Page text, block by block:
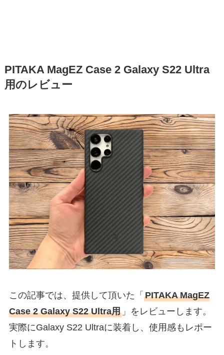
PITAKA MagEZ Case 2 Galaxy S22 Ultra
用のレビュー
この記事では、提供して頂いた「 PITAKA MagEZ
Case 2 Galaxy S22 Ultra用」をレビューします。
実際にGalaxy S22 Ultraに装着し、使用感もレポー
トします。